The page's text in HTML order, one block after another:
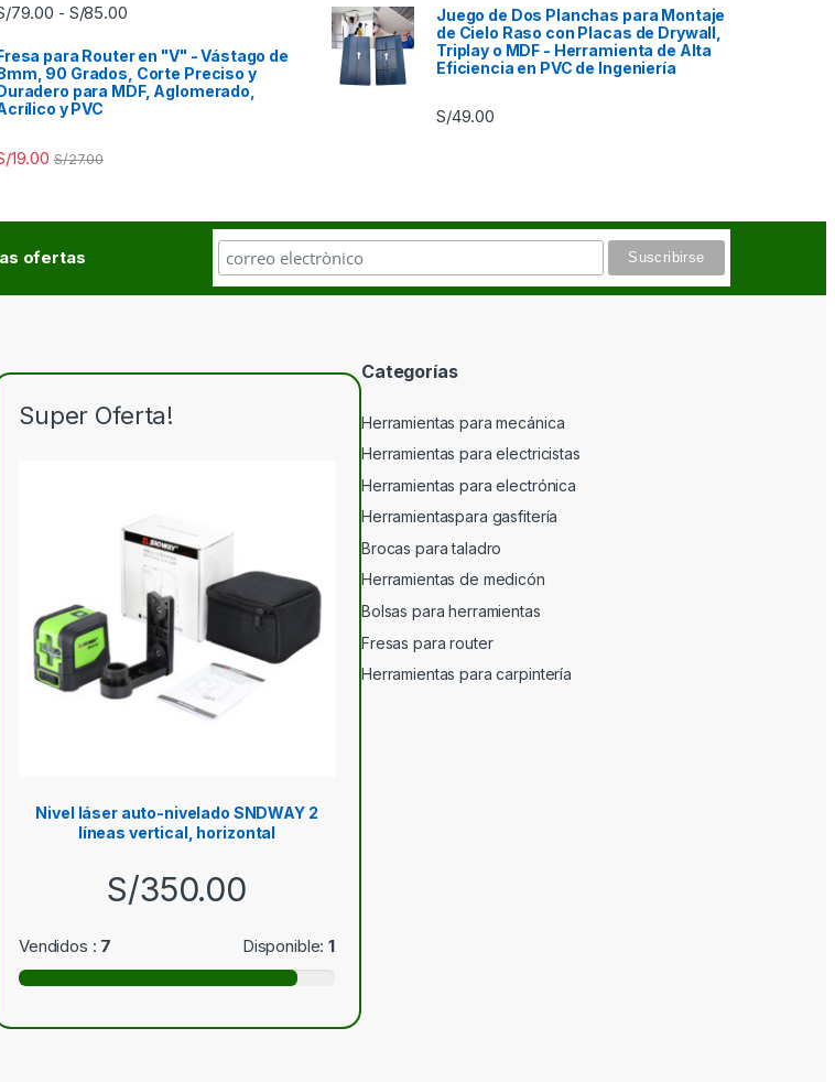
79.00 - S/85.00Rango de precios: desde S/79.00 hasta S/85.00
para Router en "V" - Vástago de
90 Grados, Corte Preciso y
para MDF, Aglomerado,
y PVC
19.00 S/27.00
Juego de Dos Planchas para Montaje
de Cielo Raso con Placas de Drywall,
Triplay o MDF - Herramienta de Alta
Eficiencia en PVC de Ingeniería
S/49.00
ofertas
Super Oferta!
Nivel láser auto-nivelado SNDWAY 2
líneas vertical, horizontal
S/350.00
Vendidos : 7 Disponible:1
Categorías
Herramientas para mecánica
Herramientas para electricistas
Herramientas para electrónica
Herramientaspara gasfitería
Brocas para taladro
Herramientas de medicón
Bolsas para herramientas
Fresas para router
Herramientas para carpintería